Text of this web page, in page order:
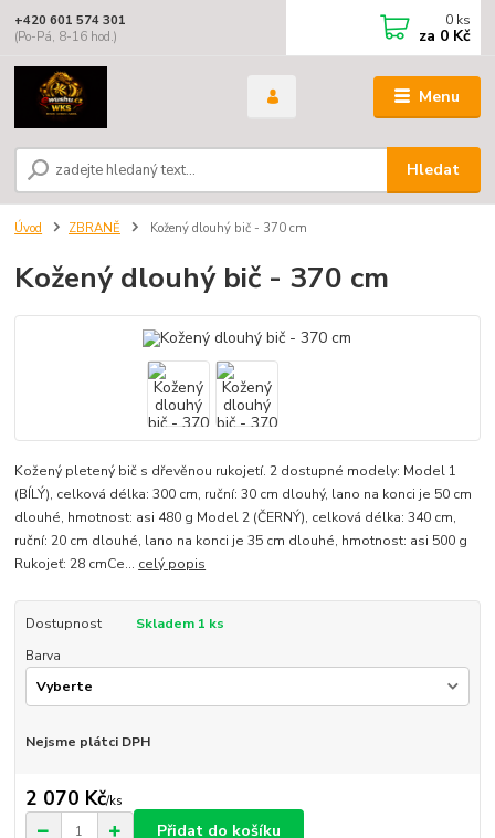
Menu
Hledat
+420 601 574 301
(Po-Pá, 8-16 hod.)
0 ks
za 0 Kč
Úvod ZBRANĚ Kožený dlouhý bič - 370 cm
Kožený dlouhý bič - 370 cm
Kožený pletený bič s dřevěnou rukojetí. 2 dostupné modely: Model 1
(BÍLÝ), celková délka: 300 cm, ruční: 30 cm dlouhý, lano na konci je 50 cm
dlouhé, hmotnost: asi 480 g Model 2 (ČERNÝ), celková délka: 340 cm,
ruční: 20 cm dlouhé, lano na konci je 35 cm dlouhé, hmotnost: asi 500 g
Rukojeť: 28 cmCe... celý popis
Dostupnost
Skladem 1 ks
Barva
Nejsme plátci DPH
2 070 Kč/ks
Přidat do košíku